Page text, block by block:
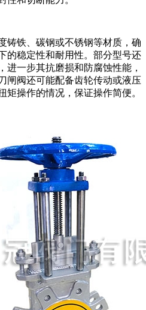
铸铁、碳钢或不锈钢等材质，确
的稳定性和耐用性。部分型号还
进一步其抗磨损和防腐蚀性能，
闸阀还可能配备齿轮传动或液压
矩操作的情况，保证操作简便。